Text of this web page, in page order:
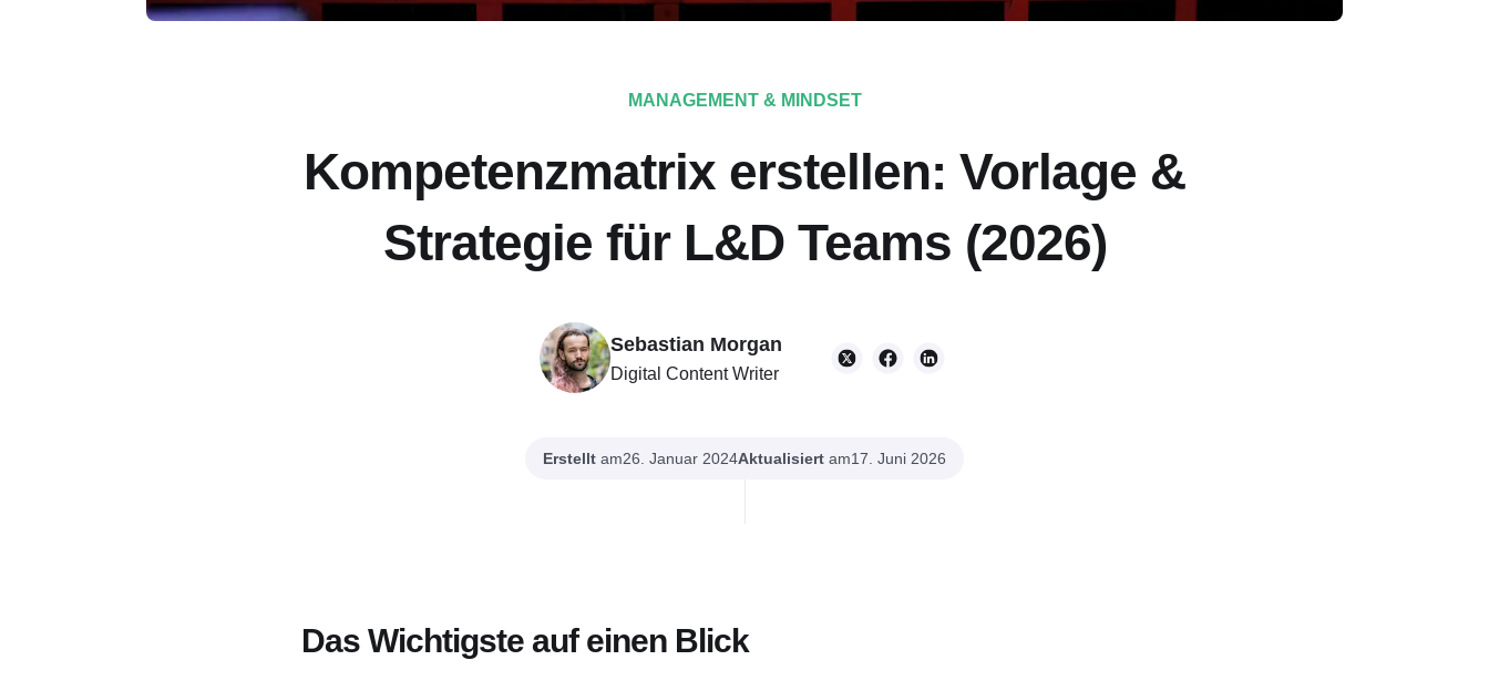
MANAGEMENT & MINDSET
Kompetenzmatrix erstellen: Vorlage &
Strategie für L&D Teams (2026)
Sebastian Morgan
Digital Content Writer
Erstellt am26. Januar 2024Aktualisiert am17. Juni 2026
Das Wichtigste auf einen Blick